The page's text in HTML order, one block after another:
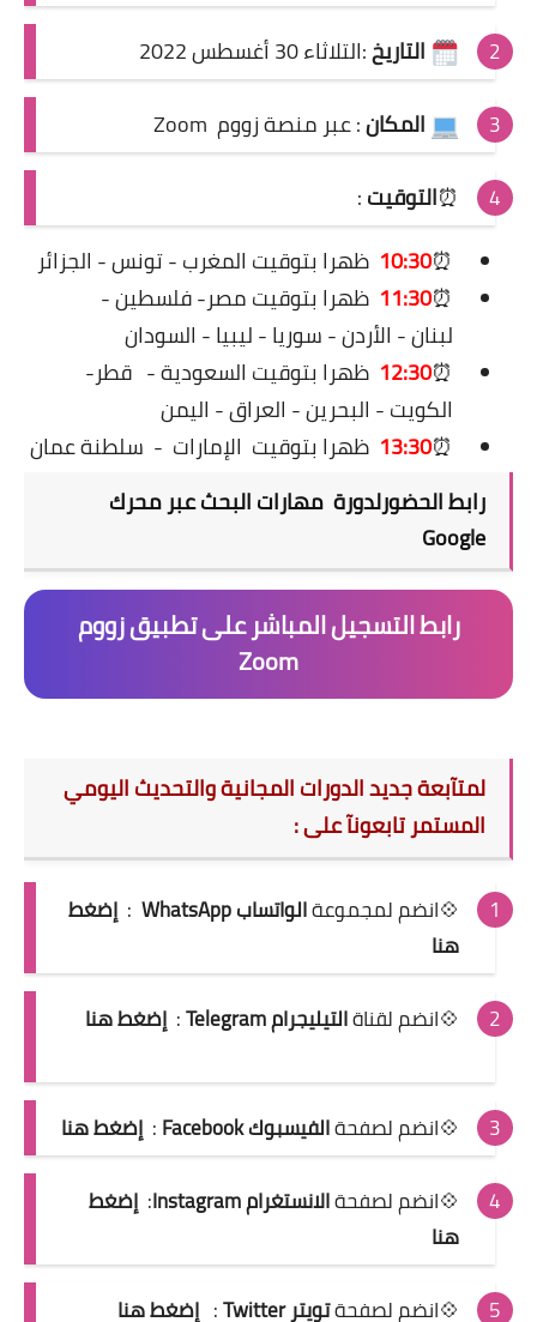
التاريخ:التلاثاء 30 أغسطس 2022
المكان: عبر منصة زووم Zoom
⏰التوقيت:
⏰
10:30 ظهرا بتوقيت المغرب - تونس - الجزائر
⏰
11:30 ظهرا بتوقيت مصر- فلسطين -
لبنان - الأردن - سوريا - ليبيا - السودان
⏰
12:30 ظهرا بتوقيت السعودية - قطر-
الكويت - البحرين - العراق - اليمن
⏰
13:30 ظهرا بتوقيت الإمارات - سلطنة عمان
رابط الحضورلدورة مهارات البحث عبر محرك
Google
رابط التسجيل المباشر على تطبيق زووم
Zoom
لمتآبعة جديد الدورات المجانية والتحديث اليومي
المستمر تابعونآ على :
💠انضملمجموعةالواتساب WhatsApp : إضغط
هنا
💠انضم لقناةالتيليجرام Telegram : إضغط هنا
💠انضم لصفحةالفيسبوك Facebook : إضغط هنا
💠انضم لصفحةالانستغرام Instagram : إضغط
هنا
💠انضم لصفحةتويتر Twitter : إضغط هنا